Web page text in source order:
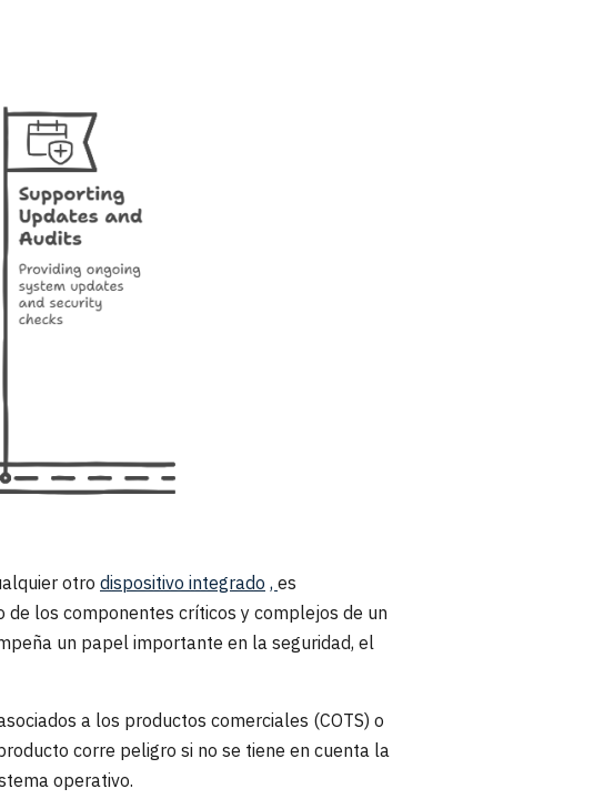
otro dispositivo integrado , es
los componentes críticos y complejos de un
un papel importante en la seguridad, el
a los productos comerciales (COTS) o
corre peligro si no se tiene en cuenta la
operativo.